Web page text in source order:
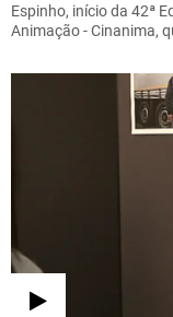
Espinho, início da 42ª
Animação - Cinanima,